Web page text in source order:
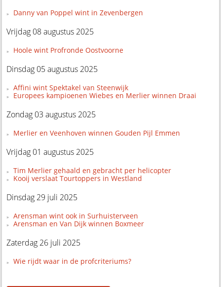
Danny van Poppel wint in Zevenbergen
Vrijdag 08 augustus 2025
Hoole wint Profronde Oostvoorne
Dinsdag 05 augustus 2025
Affini wint Spektakel van Steenwijk
Europees kampioenen Wiebes en Merlier winnen Draai
Zondag 03 augustus 2025
Merlier en Veenhoven winnen Gouden Pijl Emmen
Vrijdag 01 augustus 2025
Tim Merlier gehaald en gebracht per helicopter
Kooij verslaat Tourtoppers in Westland
Dinsdag 29 juli 2025
Arensman wint ook in Surhuisterveen
Arensman en Van Dijk winnen Boxmeer
Zaterdag 26 juli 2025
Wie rijdt waar in de profcriteriums?